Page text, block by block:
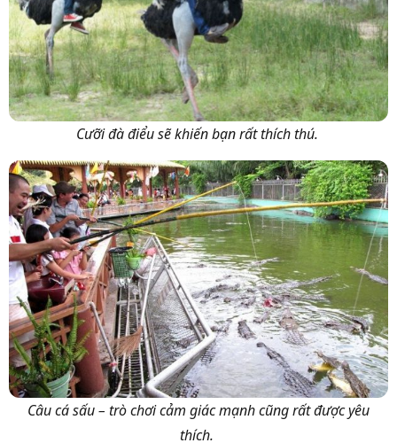
Cưỡi đà điểu sẽ khiến bạn rất thích thú.
Câu cá sấu – trò chơi cảm giác mạnh cũng rất được yêu
thích.